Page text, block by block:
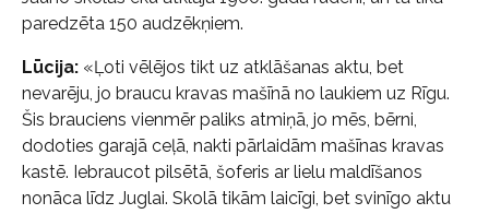
paredzēta 150 audzēkņiem.
Lūcija: «Ļoti vēlējos tikt uz atklāšanas aktu, bet
nevarēju, jo braucu kravas mašīnā no laukiem uz Rīgu.
Šis brauciens vienmēr paliks atmiņā, jo mēs, bērni,
dodoties garajā ceļā, nakti pārlaidām mašīnas kravas
kastē. Iebraucot pilsētā, šoferis ar lielu maldīšanos
nonāca līdz Juglai. Skolā tikām laicīgi, bet svinīgo aktu